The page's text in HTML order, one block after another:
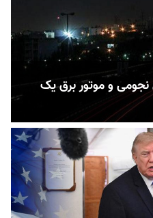
و موتور برق یک